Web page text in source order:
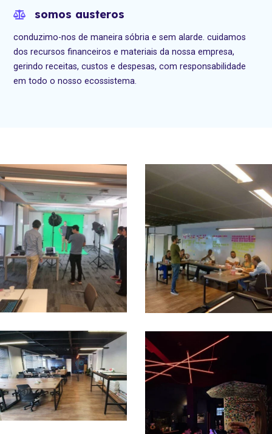
somos austeros
conduzimo-nos de maneira sóbria e sem alarde. cuidamos
dos recursos financeiros e materiais da nossa empresa,
gerindo receitas, custos e despesas, com responsabilidade
em todo o nosso ecossistema.